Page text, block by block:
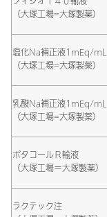
（大塚工場=大塚製薬）
塩化Na補正液1mEq/mL
（大塚工場=大塚製薬）
乳酸Na補正液1mEq/mL
（大塚工場=大塚製薬）
ポタコールＲ輸液
（大塚工場＝大塚製薬）
ラクテック注